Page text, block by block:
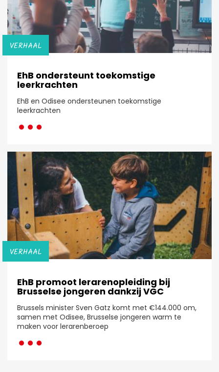
VERHAAL
EhB ondersteunt toekomstige
leerkrachten
EhB en Odisee ondersteunen toekomstige
leerkrachten
···
VERHAAL
EhB promoot lerarenopleiding bij
Brusselse jongeren dankzij VGC
Brussels minister Sven Gatz komt met €144.000 om,
samen met Odisee, Brusselse jongeren warm te
maken voor lerarenberoep
···